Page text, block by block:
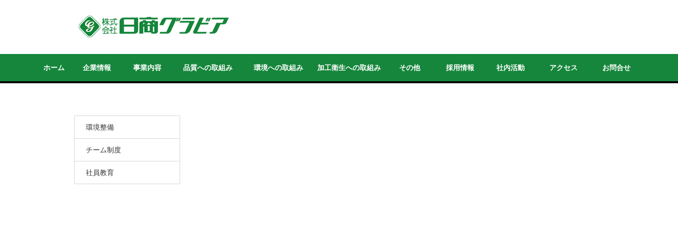
ホーム 企業情報 事業内容 品質への取組み 環境への取組み 加工衛生への取組み その他 採用情報 社内活動 アクセス お問合せ
環境整備
チーム制度
社員教育